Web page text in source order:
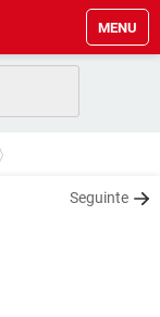
MENU
Seguinte